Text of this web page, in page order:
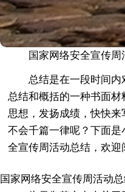
国家网络安全宣传周
总结是在一段时间
总结和概括的一种书面
思想，发扬成绩，快快
不会千篇一律呢？下面
全宣传周活动总结，欢迎
国家网络安全宣传周活动总